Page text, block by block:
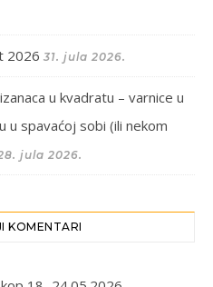
2026 31. jula 2026.
u kvadratu – varnice u
u spavaćoj sobi (ili nekom
jula 2026.
KOMENTARI